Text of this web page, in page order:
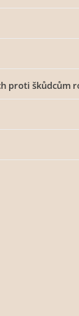
proti škůdcům